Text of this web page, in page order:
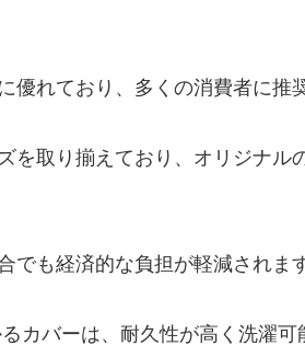
れており、多くの消費者に推
を取り揃えており、オリジナル
も経済的な負担が軽減されます
カバーは、耐久性が高く洗濯可